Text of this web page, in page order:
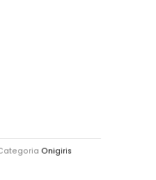
Onigiris